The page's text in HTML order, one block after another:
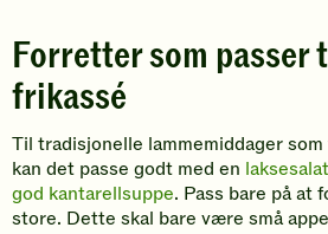
Forretter som
frikassé
Til tradisjonelle lammemiddager
kan det passe godt med en
god kantarellsuppe. Pass bare på at
store. Dette skal bare være små